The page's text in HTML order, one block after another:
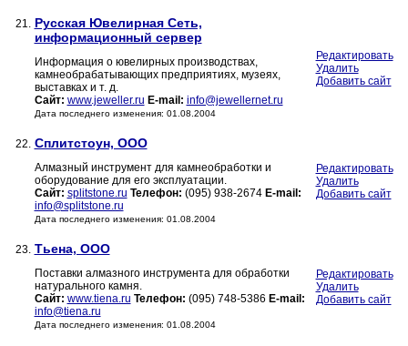
21. Русская Ювелирная Сеть,
информационный сервер
Информация о ювелирных производствах,
камнеобрабатывающих предприятиях, музеях,
выставках и т. д.
Сайт: www.jeweller.ru E-mail: info@jewellernet.ru
Дата последнего изменения: 01.08.2004
Редактировать
Удалить
Добавить сайт
22. Сплитстоун, ООО
Алмазный инструмент для камнеобработки и
оборудование для его эксплуатации.
Сайт: splitstone.ru Телефон: (095) 938-2674 E-mail:
info@splitstone.ru
Дата последнего изменения: 01.08.2004
Редактировать
Удалить
Добавить сайт
23. Тьена, ООО
Поставки алмазного инструмента для обработки
натурального камня.
Сайт: www.tiena.ru Телефон: (095) 748-5386 E-mail:
info@tiena.ru
Дата последнего изменения: 01.08.2004
Редактировать
Удалить
Добавить сайт